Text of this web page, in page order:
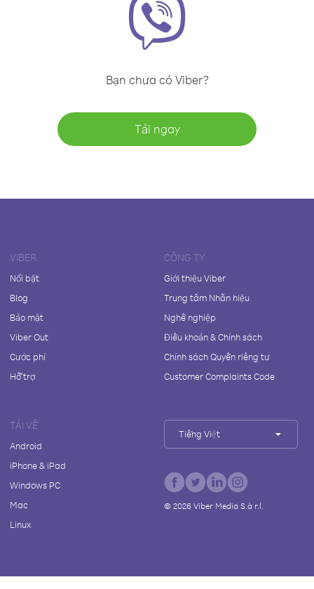
Bạn chưa có Viber?
Tải ngay
VIBER
Nổi bật
Blog
Bảo mật
Viber Out
Cước phí
Hỗ trợ
CÔNG TY
Giới thiệu Viber
Trung tâm Nhãn hiệu
Nghề nghiệp
Điều khoản & Chính sách
Chính sách Quyền riêng tư
Customer Complaints Code
TẢI VỀ
Android
iPhone & iPad
Windows PC
Mac
Linux
Tiếng Việt
© 2026Viber Media S.à r.l.